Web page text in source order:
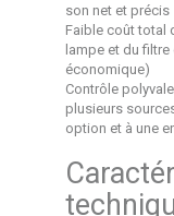
son net et précis
Faible coût total
lampe et du
économique)
Contrôle
plusieurs
option et à une